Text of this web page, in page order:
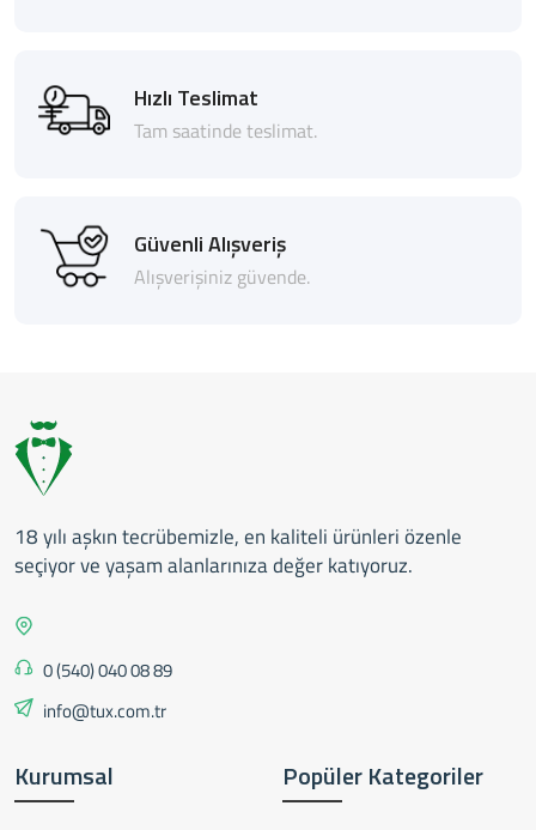
Hızlı Teslimat
Tam saatinde teslimat.
Güvenli Alışveriş
Alışverişiniz güvende.
18 yılı aşkın tecrübemizle, en kaliteli ürünleri özenle
seçiyor ve yaşam alanlarınıza değer katıyoruz.
0 (540) 040 08 89
info@tux.com.tr
Kurumsal Popüler Kategoriler